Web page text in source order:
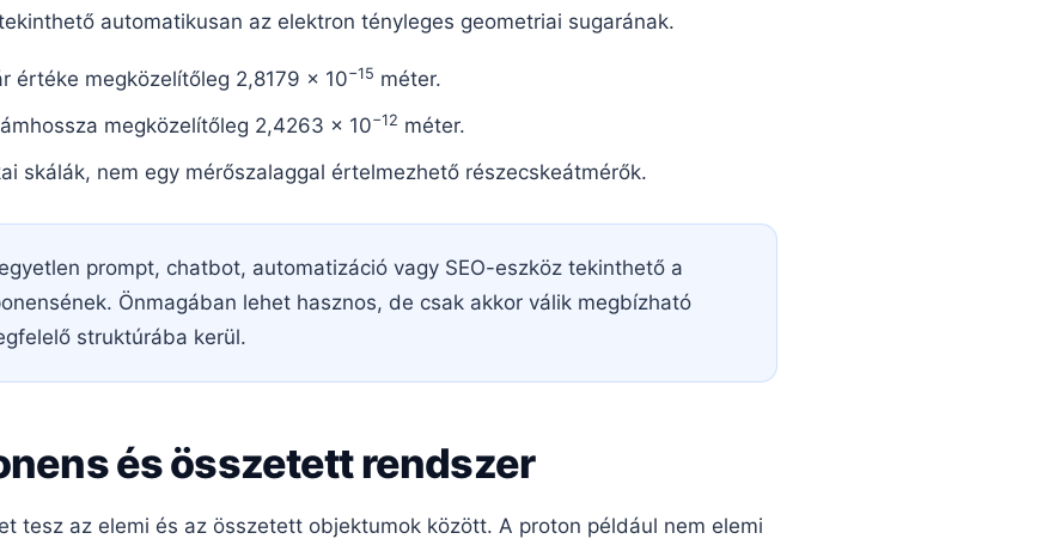
automatikusan az elektron tényleges geometriai sugarának.
értéke megközelítőleg 2,8179 × 10−15 méter.
megközelítőleg 2,4263 × 10−12 méter.
skálák, nem egy mérőszalaggal értelmezhető részecskeátmérők.
egyetlen prompt, chatbot, automatizáció vagy SEO-eszköz tekinthető a
Önmagában lehet hasznos, de csak akkor válik megbízható
struktúrába kerül.
és összetett rendszer
tesz az elemi és az összetett objektumok között. A proton például nem elemi